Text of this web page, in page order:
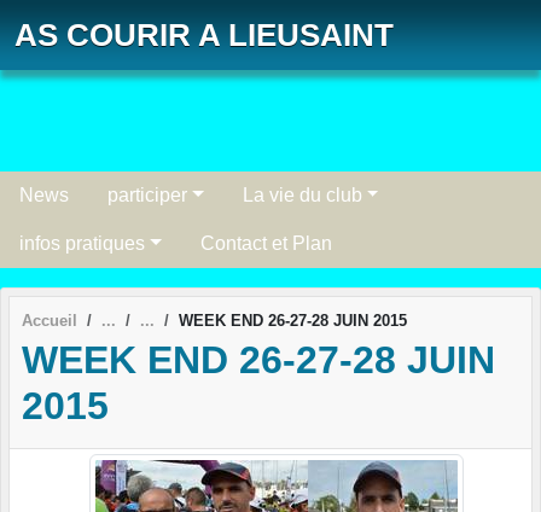
AS COURIR A LIEUSAINT
News participer La vie du club
infos pratiques Contact et Plan
Accueil WEEK END 26-27-28 JUIN 2015
WEEK END 26-27-28 JUIN
2015